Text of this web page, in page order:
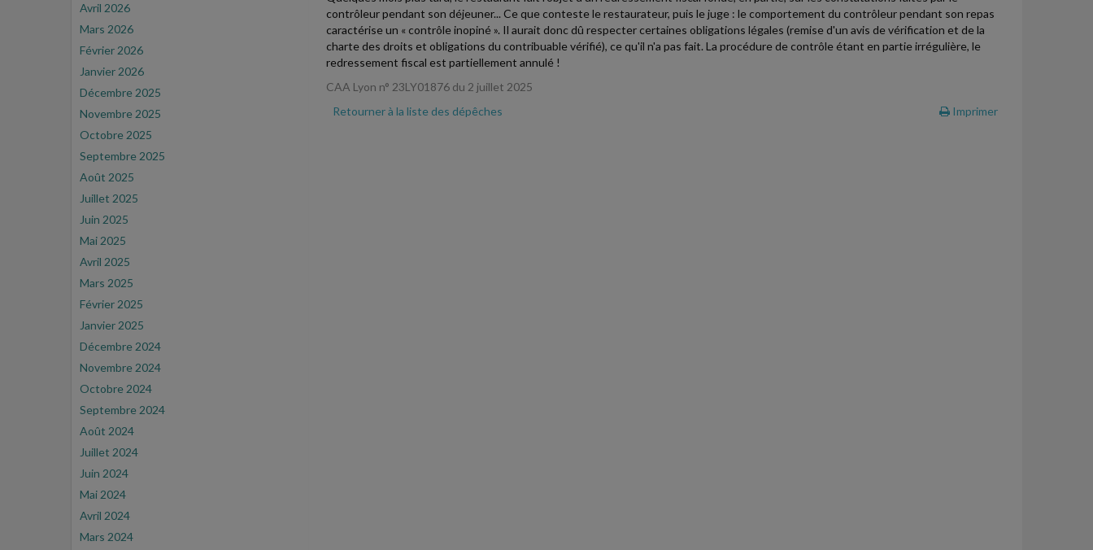
Avril 2026
Mars 2026
Février 2026
Janvier 2026
Décembre 2025
Novembre 2025
Octobre 2025
Septembre 2025
Août 2025
Juillet 2025
Juin 2025
Mai 2025
Avril 2025
Mars 2025
Février 2025
Janvier 2025
Décembre 2024
Novembre 2024
Octobre 2024
Septembre 2024
Août 2024
Juillet 2024
Juin 2024
Mai 2024
Avril 2024
Mars 2024
contrôleur pendant son déjeuner... Ce que conteste le restaurateur, puis le juge : le comportement du contrôleur pendant son repas
caractérise un « contrôle inopiné ». Il aurait donc dû respecter certaines obligations légales (remise d'un avis de vérification et de la
charte des droits et obligations du contribuable vérifié), ce qu'il n'a pas fait. La procédure de contrôle étant en partie irrégulière, le
redressement fiscal est partiellement annulé !
CAA Lyon n° 23LY01876 du 2 juillet 2025
Retourner à la liste des dépêches
Imprimer